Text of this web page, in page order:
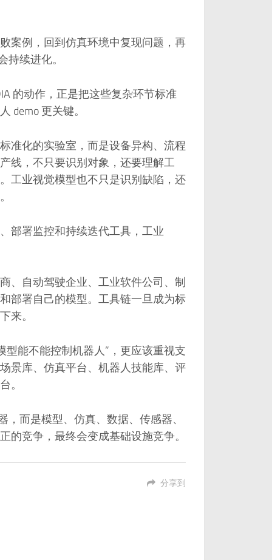
案例，回到仿真环境中复现问题，再
续进化。
的动作，正是把这些复杂环节标准
demo 更关键。
准化的实验室，而是设备异构、流程
线，不只要识别对象，还要理解工
工业视觉模型也不只是识别缺陷，还
部署监控和持续迭代工具，工业
、自动驾驶企业、工业软件公司、制
部署自己的模型。工具链一旦成为标
来。
型能不能控制机器人”，更应该重视支
景库、仿真平台、机器人技能库、评
。
而是模型、仿真、数据、传感器、
竞争，最终会变成基础设施竞争。
分享到